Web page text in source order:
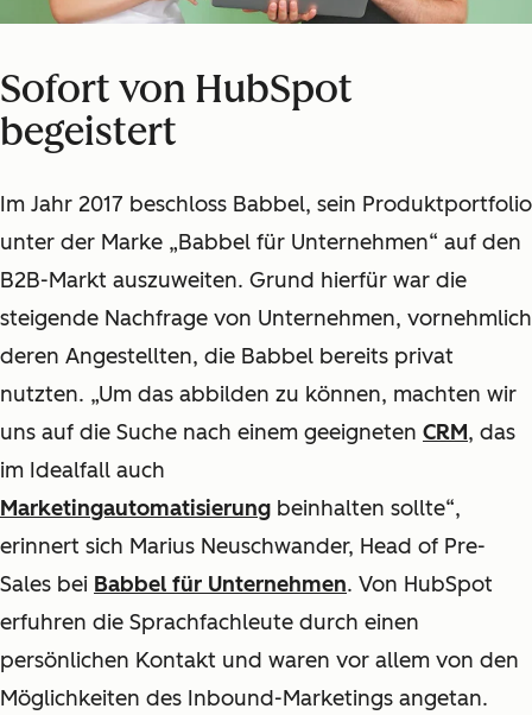
Sofort von HubSpot
begeistert
Im Jahr 2017 beschloss Babbel, sein Produktportfolio
unter der Marke „Babbel für Unternehmen“ auf den
B2B-Markt auszuweiten. Grund hierfür war die
steigende Nachfrage von Unternehmen, vornehmlich
deren Angestellten, die Babbel bereits privat
nutzten. „Um das abbilden zu können, machten wir
uns auf die Suche nach einem geeigneten CRM, das
im Idealfall auch
Marketingautomatisierung beinhalten sollte“,
erinnert sich Marius Neuschwander, Head of Pre-
Sales bei Babbel für Unternehmen. Von HubSpot
erfuhren die Sprachfachleute durch einen
persönlichen Kontakt und waren vor allem von den
Möglichkeiten des Inbound-Marketings angetan.